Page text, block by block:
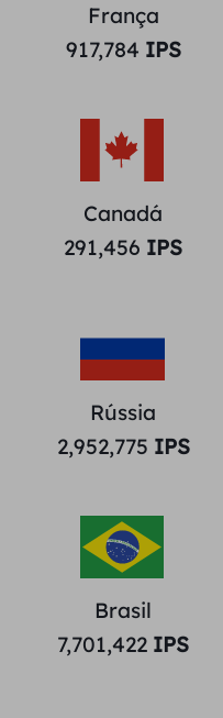
França
917,784 IPS
Canadá
291,456 IPS
Rússia
2,952,775 IPS
Brasil
7,701,422 IPS